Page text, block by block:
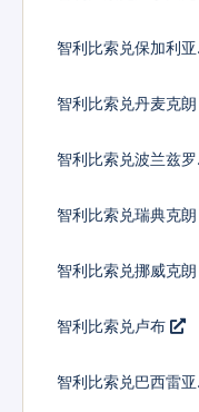
智利比索兑保加利亚
智利比索兑丹麦克朗
智利比索兑波兰兹罗
智利比索兑瑞典克朗
智利比索兑挪威克朗
智利比索兑卢布
智利比索兑巴西雷亚